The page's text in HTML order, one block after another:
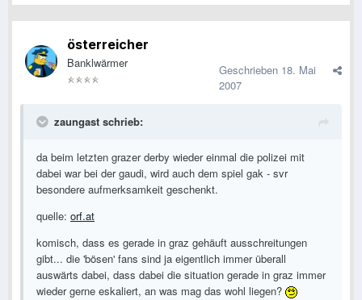
österreicher
Banklwärmer Geschrieben 18. Mai
2007
zaungast schrieb:
da beim letzten grazer derby wieder einmal die polizei mit
dabei war bei der gaudi, wird auch dem spiel gak - svr
besondere aufmerksamkeit geschenkt.
quelle: orf.at
komisch, dass es gerade in graz gehäuft ausschreitungen
gibt... die 'bösen' fans sind ja eigentlich immer überall
auswärts dabei, dass dabei die situation gerade in graz immer
wieder gerne eskaliert, an was mag das wohl liegen?